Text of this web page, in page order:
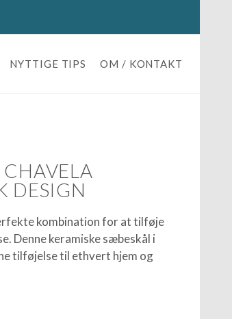
NYTTIGE TIPS OM / KONTAKT
DESIGN
kombination for at tilføje
Denne keramiske sæbeskål i
tilføjelse til ethvert hjem og